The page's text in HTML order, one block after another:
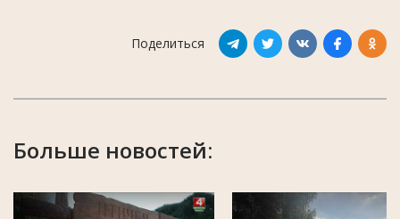
Поделиться
Больше новостей: